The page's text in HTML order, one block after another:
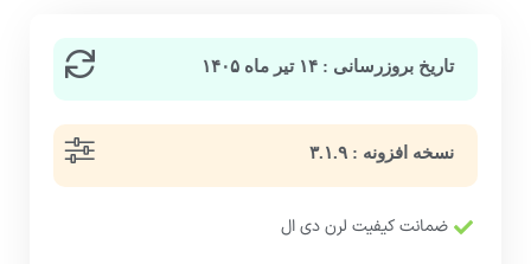
تاریخ بروزرسانی : ۱۴ تیر ماه ۱۴۰۵
نسخه افزونه : ۳.۱.۹
ضمانت کیفیت لرن دی ال